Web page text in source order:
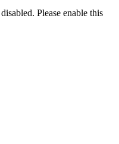
Please enable this